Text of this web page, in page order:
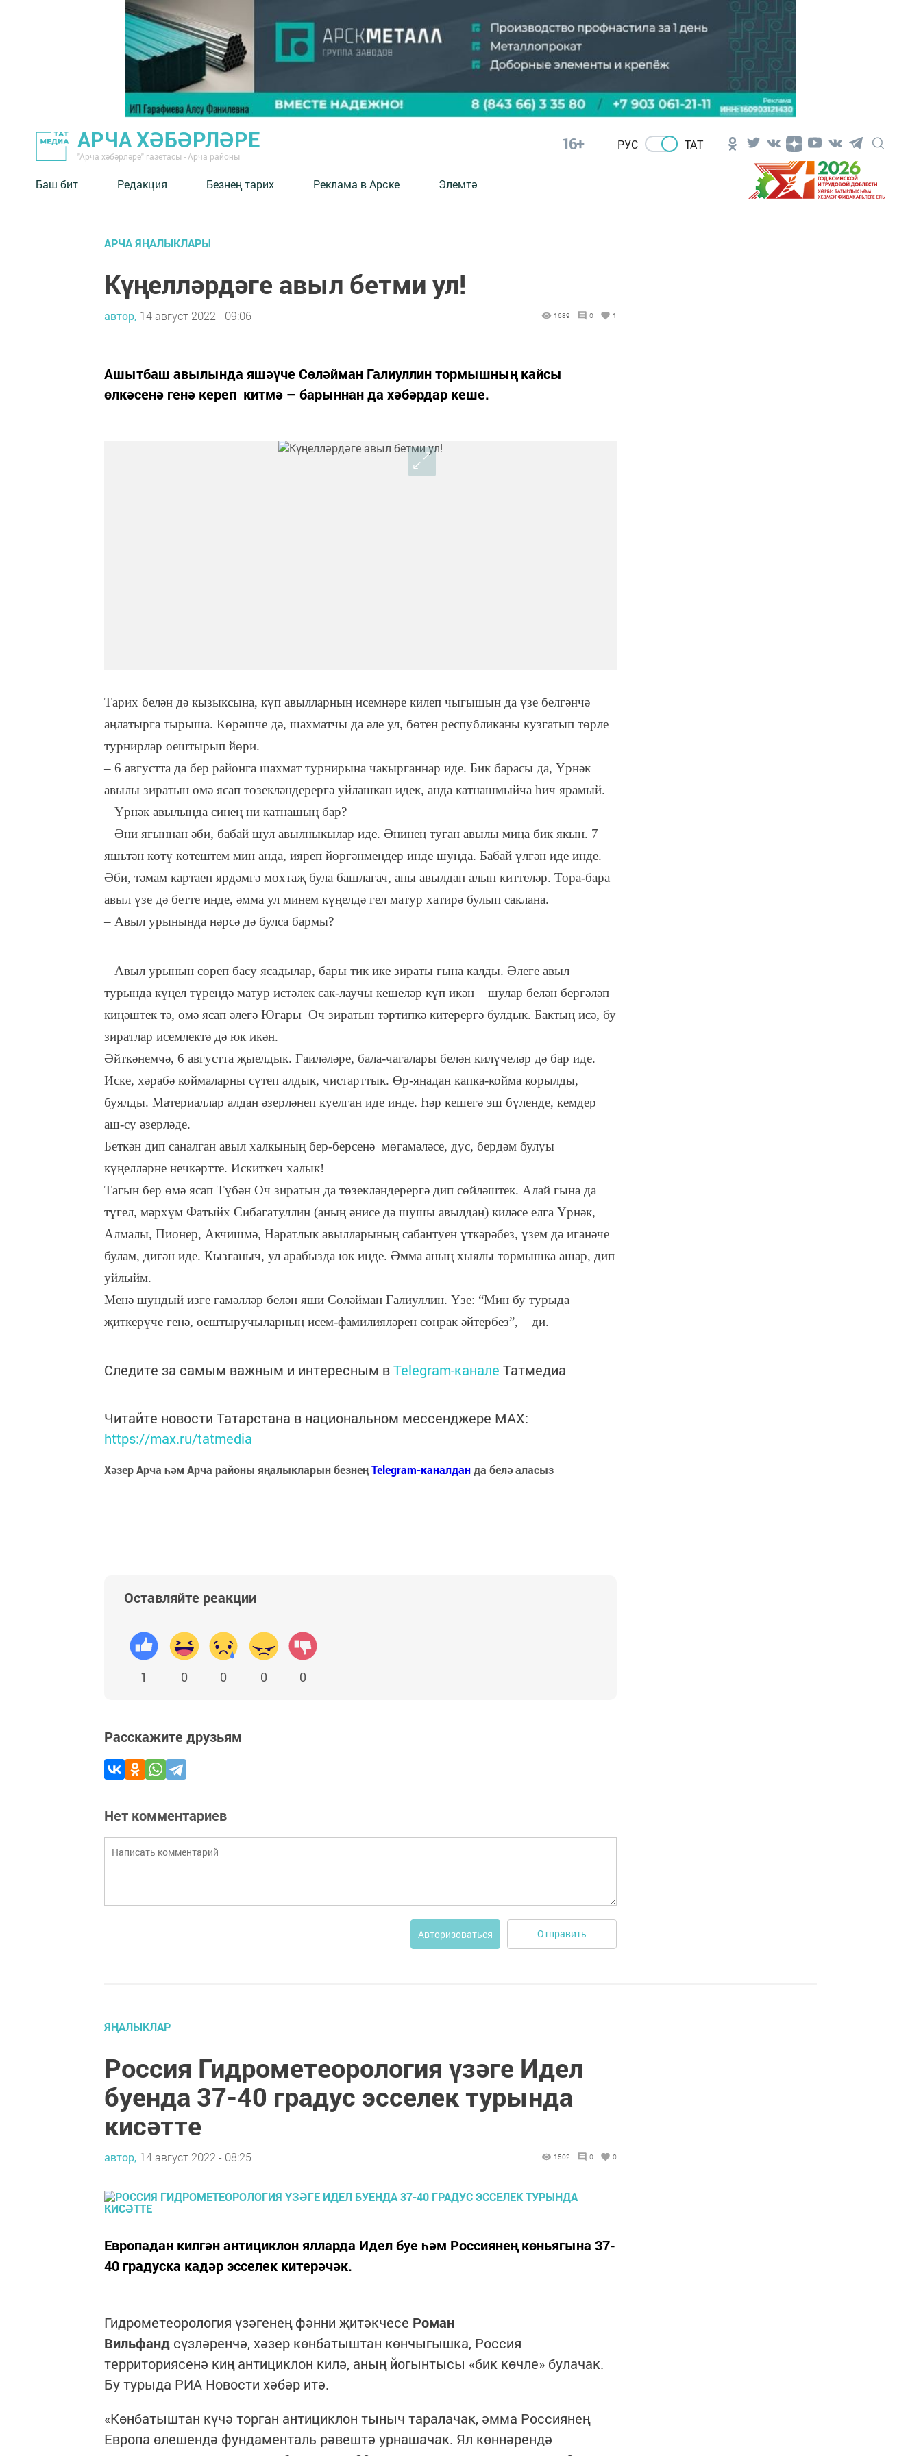
АРЧА ХӘБӘРЛӘРЕ
"Арча хәбәрләре" газетасы - Арча районы
16+ РУС ТАТ
Баш бит Редакция Безнең тарих Реклама в Арске Элемтә
АРЧА ЯҢАЛЫКЛАРЫ
Күңелләрдәге авыл бетми ул!
автор, 14 август 2022 - 09:06 1689 0 1
Ашытбаш авылында яшәүче Сөләйман Галиуллин тормышның кайсы
өлкәсенә генә кереп китмә – барыннан да хәбәрдар кеше.
Тарих белән дә кызыксына, күп авылларның исемнәре килеп чыгышын да үзе белгәнчә
аңлатырга тырыша. Көрәшче дә, шахматчы да әле ул, бөтен республиканы кузгатып төрле
турнирлар оештырып йөри.
– 6 августта да бер районга шахмат турнирына чакырганнар иде. Бик барасы да, Үрнәк
авылы зиратын өмә ясап төзекләндерергә уйлашкан идек, анда катнашмыйча һич ярамый.
– Үрнәк авылында синең ни катнашың бар?
– Әни ягыннан әби, бабай шул авылныкылар иде. Әнинең туган авылы миңа бик якын. 7
яшьтән көтү көтештем мин анда, ияреп йөргәнмендер инде шунда. Бабай үлгән иде инде.
Әби, тәмам картаеп ярдәмгә мохтаҗ була башлагач, аны авылдан алып киттеләр. Тора-бара
авыл үзе дә бетте инде, әмма ул минем күңелдә гел матур хатирә булып саклана.
– Авыл урынында нәрсә дә булса бармы?
– Авыл урынын сөреп басу ясадылар, бары тик ике зираты гына калды. Әлеге авыл
турында күңел түрендә матур истәлек сак-лаучы кешеләр күп икән – шулар белән бергәләп
киңәштек тә, өмә ясап әлегә Югары Оч зиратын тәртипкә китерергә булдык. Бактың исә, бу
зиратлар исемлектә дә юк икән.
Әйткәнемчә, 6 августта җыелдык. Гаиләләре, бала-чагалары белән килүчеләр дә бар иде.
Иске, хәрабә коймаларны сүтеп алдык, чистарттык. Өр-яңадан капка-койма корылды,
буялды. Материаллар алдан әзерләнеп куелган иде инде. Һәр кешегә эш бүленде, кемдер
аш-су әзерләде.
Беткән дип саналган авыл халкының бер-берсенә мөгамәләсе, дус, бердәм булуы
күңелләрне нечкәртте. Искиткеч халык!
Тагын бер өмә ясап Түбән Оч зиратын да төзекләндерергә дип сөйләштек. Алай гына да
түгел, мәрхүм Фатыйх Сибагатуллин (аның әнисе дә шушы авылдан) киләсе елга Үрнәк,
Алмалы, Пионер, Акчишмә, Наратлык авылларының сабантуен үткәрәбез, үзем дә иганәче
булам, дигән иде. Кызганыч, ул арабызда юк инде. Әмма аның хыялы тормышка ашар, дип
уйлыйм.
Менә шундый изге гамәлләр белән яши Сөләйман Галиуллин. Үзе: “Мин бу турыда
җиткерүче генә, оештыручыларның исем-фамилияләрен соңрак әйтербез”, – ди.
Следите за самым важным и интересным вTelegram-канале Татмедиа
Читайте новости Татарстана в национальном мессенджере MАХ:
https://max.ru/tatmedia
Хәзер Арча һәм Арча районы яңалыкларын безнеңTelegram-каналданда белә аласыз
Оставляйте реакции
1 0 0 0 0
Расскажите друзьям
Нет комментариев
Авторизоваться Отправить
ЯҢАЛЫКЛАР
Россия Гидрометеорология үзәге Идел
буенда 37-40 градус эсселек турында
кисәтте
автор, 14 август 2022 - 08:25 1502 0 0
Европадан килгән антициклон ялларда Идел буе һәм Россиянең көньягына 37-
40 градуска кадәр эсселек китерәчәк.
Гидрометеорология үзәгенең фәнни җитәкчесе Роман
Вильфанд сүзләренчә, хәзер көнбатыштан көнчыгышка, Россия
территориясенә киң антициклон килә, аның йогынтысы «бик көчле» булачак.
Бу турыда РИА Новости хәбәр итә.
«Көнбатыштан күчә торган антициклон тыныч таралачак, әмма Россиянең
Европа өлешендә фундаменталь рәвештә урнашачак. Ял көннәрендә